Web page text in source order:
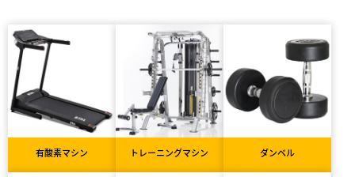
有酸素マシン トレーニングマシン ダンベル